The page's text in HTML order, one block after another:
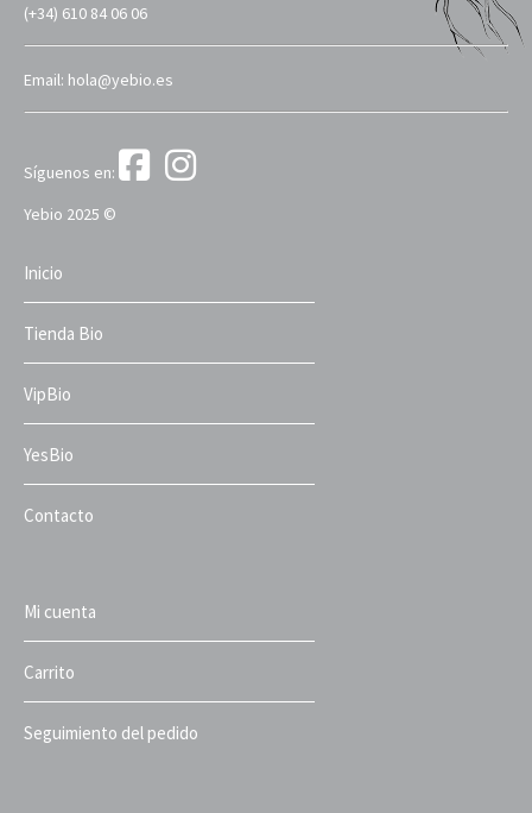
(+34) 610 84 06 06
Email: hola@yebio.es
Síguenos en:
Yebio 2025 ©
Inicio
Tienda Bio
VipBio
YesBio
Contacto
Mi cuenta
Carrito
Seguimiento del pedido